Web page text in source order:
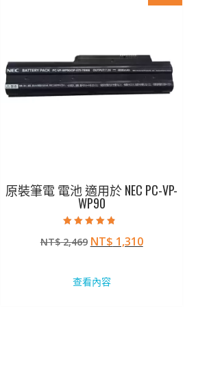
原裝筆電 電池 適用於 NEC PC-VP-
WP90
4.50
滿分 5
NT$2,469 原
格：
NT$ 1,310目
查看內容